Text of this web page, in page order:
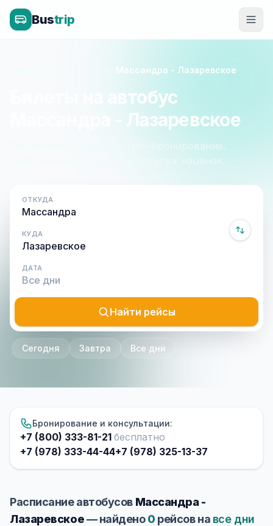
Bustrip
Массандра - Лазаревское
Билеты на автобус
Массандра - Лазаревское
Расписание, цены и онлайн-бронирование.
Оплата при посадке, без скрытых наценок.
ОТКУДА
КУДА
ДАТА
Найти рейсы
Сегодня Завтра Все дни
Бронирование и консультации:
+7 (800) 333-81-21 бесплатно
+7 (978) 333-44-44+7 (978) 325-13-37
Расписание автобусов Массандра -
Лазаревское— найдено0 рейсов на все дни